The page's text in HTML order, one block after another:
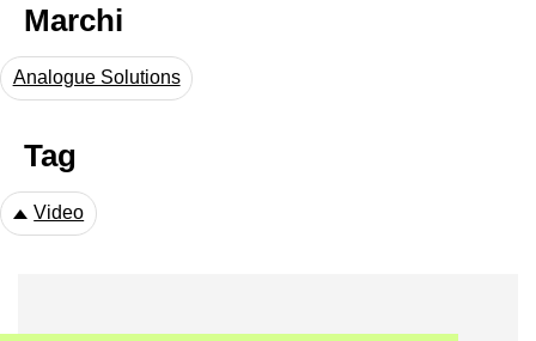
Marchi
Analogue Solutions
Tag
Video